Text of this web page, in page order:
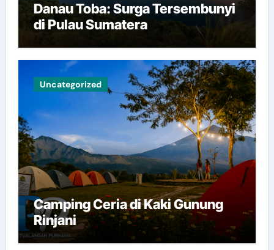
Danau Toba: Surga Tersembunyi
di Pulau Sumatera
Uncategorized
Camping Ceria di Kaki Gunung
Rinjani